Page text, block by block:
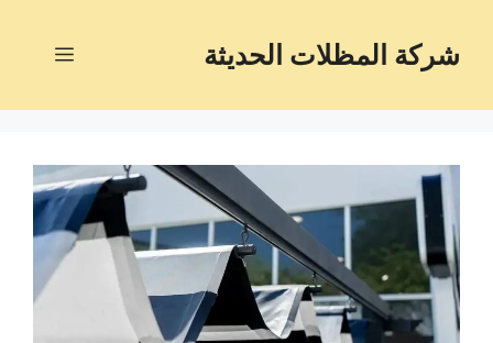
شركة المظلات الحديثة